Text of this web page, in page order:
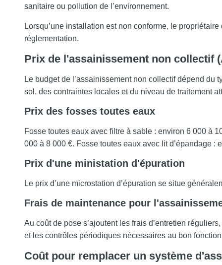
sanitaire ou pollution de l’environnement.
Lorsqu’une installation est non conforme, le
réglementation.
Prix de l'assainissement non collectif
Le budget de l’assainissement non collectif dépend du
sol, des contraintes locales et du niveau de traitement
Prix des fosses toutes eaux
Fosse toutes eaux avec filtre à sable : environ 6 000 à
000 à 8 000 €. Fosse toutes eaux avec lit d’épandage :
Prix d'une ministation d'épuration
Le prix d’une microstation d’épuration se situe
Frais de maintenance pour
Au coût de pose s’ajoutent les frais d’entretien
et les contrôles périodiques nécessaires au bon
Coût pour remplacer un système